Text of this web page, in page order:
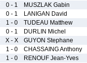
0 - 1 MUSZLAK Gabin
0 - 1 LANIGAN David
1 - 0 TUDEAU Matthew
0 - 1 DURLIN Michel
X - X GUYON Stephane
1 - 0 CHASSAING Anthony
1 - 0 RENOUF Jean-Yves